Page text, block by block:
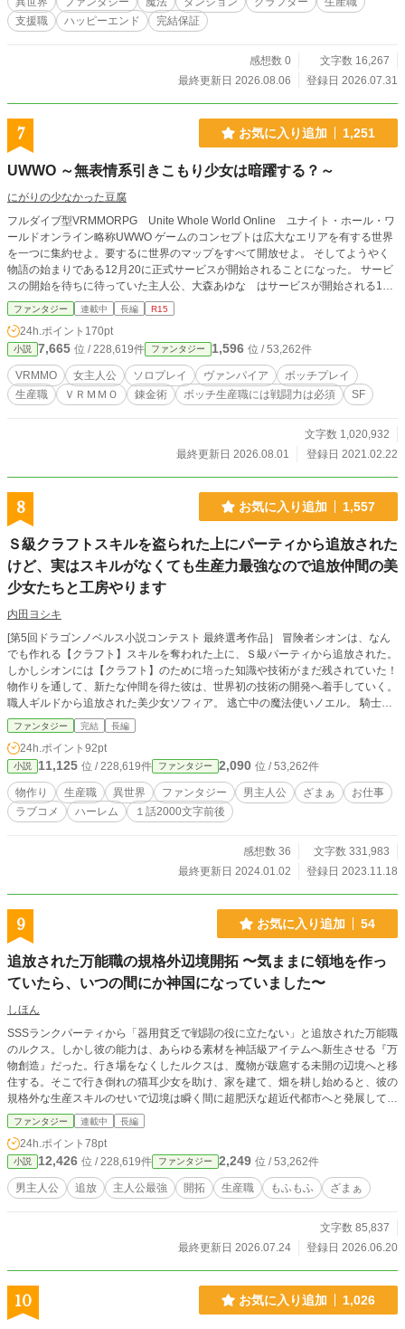
支援職
ハッピーエンド 完結保証
感想数 0
文字数 16,267
最終更新日 2026.08.06
登録日 2026.07.31
7 お気に入り追加 1,251
UWWO ～無表情系引きこもり少女は暗躍する？～
にがりの少なかった豆腐
フルダイブ型VRMMORPG Unite Whole World Online ユナイト・ホール・ワ
ールドオンライン略称UWWO ゲームのコンセプトは広大なエリアを有する世界
を一つに集約せよ。要するに世界のマップをすべて開放せよ。 そしてようやく
物語の始まりである12月20に正式サービスが開始されることになった。 サービ
スの開始を待ちに待っていた主人公、大森あゆな はサービスが開始される1
5：00を前にゲーム躯体であるヘルメットにゲームをインストールしていた。 何
故かベッドの上に正座をして。 そしてサービスが始まると同時にUWWOの世界
へダイブした。 レアRACE？ 何それ？ え？ ここどこ？ 周りの敵が強すぎ
て、先に進めない。 チュートリアル受けられないのだけど！？ そして何だかん
だあって、引きこもりつつストーリーの重要クエストをクリアしていくようにな
る。 それも、ソロプレイで。 タイトルの副題はそのうち回収します。さすがに
序盤で引きこもりも暗躍も出来ないですからね。 また、この作品は話の進行速
の方が先行して更新されています。※忘れていなければ、カクヨムでの更新の翌
ません。 そう言った描写が無い訳ではありませんが、そう言った部分はこの作
品のコンセプトから外れるため、説明のみになる可能性が高いです。 あくまで
暗躍であり、暗殺ではありません。 いえ、暗殺が無い訳ではありませんけど、
それがメインになることは確実に無いです。 ※一部登場人物の名前を変更しま
した（話の内容に影響はありません）
ファンタジー 連載中 長編 R15
24h.ポイント 170pt
小説 7,665 位 / 228,619件 ファンタジー 1,596 位 / 53,262件
VRMMO 女主人公 ソロプレイ ヴァンパイア
ボッチプレイ
生産職
ＶＲＭＭＯ 錬金術 ボッチ生産職には戦闘力は必須 SF
文字数 1,020,932
最終更新日 2026.08.01
登録日 2021.02.22
8 お気に入り追加 1,557
Ｓ級クラフトスキルを盗られた上にパーティから追放された
けど、実はスキルがなくても生産力最強なので追放仲間の美
少女たちと工房やります
内田ヨシキ
[第5回ドラゴンノベルス小説コンテスト 最終選考作品］ 冒険者シオンは、なん
でも作れる【クラフト】スキルを奪われた上に、Ｓ級パーティから追放された。
しかしシオンには【クラフト】のために培った知識や技術がまだ残されていた！
物作りを通して、新たな仲間を得た彼は、世界初の技術の開発へ着手していく。
職人ギルドから追放された美少女ソフィア。 逃亡中の魔法使いノエル。 騎士職
を剥奪された没落貴族のアリシア。 彼女らもまた、一度は奪われ、失ったもの
を、物作りを通して取り戻していく。 カクヨムにて完結済み。 ( https://kakuyo
mu.jp/works/16817330656544103806 )
ファンタジー 完結 長編
24h.ポイント 92pt
小説 11,125 位 / 228,619件 ファンタジー 2,090 位 / 53,262件
物作り 生産職 異世界 ファンタジー 男主人公 ざまぁ
お仕事
ラブコメ
ハーレム １話2000文字前後
感想数 36
文字数 331,983
最終更新日 2024.01.02
登録日 2023.11.18
9 お気に入り追加 54
追放された万能職の規格外辺境開拓 〜気ままに領地を作っ
ていたら、いつの間にか神国になっていました〜
しほん
SSSランクパーティから「器用貧乏で戦闘の役に立たない」と追放された万能職
のルクス。しかし彼の能力は、あらゆる素材を神話級アイテムへ新生させる『万
物創造』だった。行き場をなくしたルクスは、魔物が跋扈する未開の辺境へと移
住する。そこで行き倒れの猫耳少女を助け、家を建て、畑を耕し始めると、彼の
規格外な生産スキルのせいで辺境は瞬く間に超肥沃な超近代都市へと発展してい
く。一方、ルクスを失った元パーティは、装備のメンテナンスすらできずに崩壊
の危機に瀕していた。無自覚な最強万能職が贈る、のんびり領地開拓ファンタジ
ー！
ファンタジー 連載中 長編
24h.ポイント 78pt
小説 12,426 位 / 228,619件 ファンタジー 2,249 位 / 53,262件
男主人公 追放 主人公最強 開拓 生産職 もふもふ ざまぁ
文字数 85,837
最終更新日 2026.07.24
登録日 2026.06.20
10 お気に入り追加 1,026